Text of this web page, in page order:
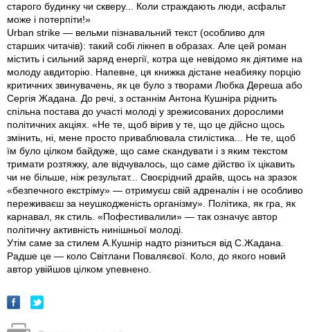
старого будинку чи скверу... Коли страждають люди, асфальт
може і потерпіти!»
Urban strike — вельми пізнавальний текст (особливо для
старших читачів): такий собі лікнеп в образах. Але цей роман
містить і сильний заряд енергії, котра ще невідомо як діятиме на
молоду авдиторію. Напевне, ця книжка дістане неабияку порцію
критичних звинувачень, як це було з творами Любка Дереша або
Сергія Жадана. До речі, з останнім Антона Кушніра ріднить
спільна постава до участі молоді у зрежисованих дорослими
політичних акціях. «Не те, щоб вірив у те, що це дійсно щось
змінить, ні, мене просто приваблювала стилістика... Не те, щоб
їм було цілком байдуже, що саме скандувати і з яким текстом
тримати розтяжку, але відчувалось, що саме дійство їх цікавить
чи не більше, ніж результат... Своєрідний драйв, щось на зразок
«безпечного екстріму» — отримуєш свій адреналін і не особливо
переживаєш за неушкодженість організму». Політика, як гра, як
карнавал, як стиль. «Пофестивалили» — так означує автор
політичну активність нинішньої молоді.
Утiм саме за стилем А.Кушнір надто різниться від С.Жадана.
Радше це — коло Світлани Поваляєвої. Коло, до якого новий
автор увійшов цілком упевнено.